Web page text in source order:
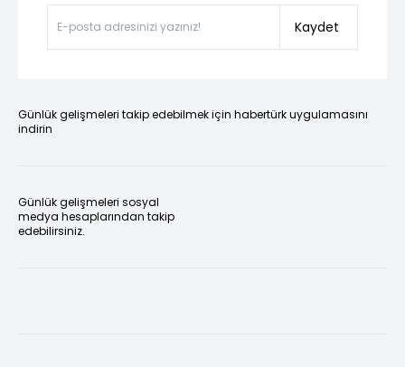
Kaydet
Günlük gelişmeleri takip edebilmek için habertürk uygulamasını
indirin
Günlük gelişmeleri sosyal
medya hesaplarından takip
edebilirsiniz.